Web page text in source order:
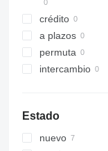
980H
988B
C-series
CS
CS533
DE
D series
D7
IT
crédito
a plazos
permuta
intercambio
Estado
nuevo